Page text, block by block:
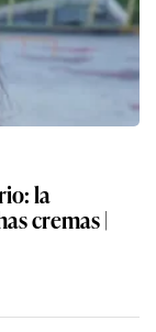
la
cremas |